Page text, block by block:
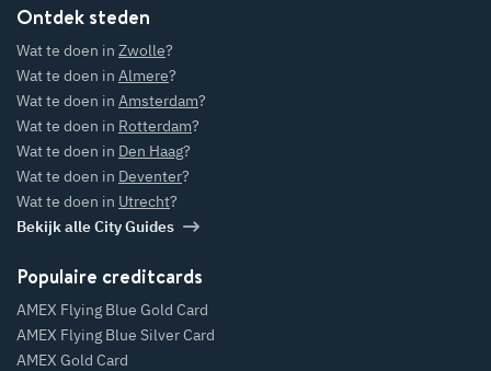
Ontdek steden
Wat te doen in Zwolle?
Wat te doen in Almere?
Wat te doen in Amsterdam?
Wat te doen in Rotterdam?
Wat te doen in Den Haag?
Wat te doen in Deventer?
Wat te doen in Utrecht?
Bekijk alle City Guides
Populaire creditcards
AMEX Flying Blue Gold Card
AMEX Flying Blue Silver Card
AMEX Gold Card